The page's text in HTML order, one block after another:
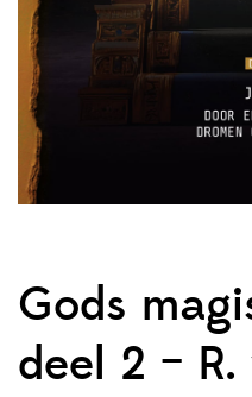
Gods
deel 2 –